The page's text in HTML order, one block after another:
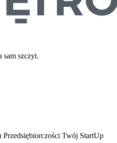
sam szczyt.
Twój StartUp